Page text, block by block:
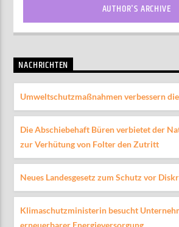
AUTHOR'S ARCHIVE
NACHRICHTEN
Umweltschutzmaßnahmen verbessern
Die Abschiebehaft Büren verbietet der
zur Verhütung von Folter den Zutritt
Neues Landesgesetz zum Schutz vor
Klimaschutzministerin besucht